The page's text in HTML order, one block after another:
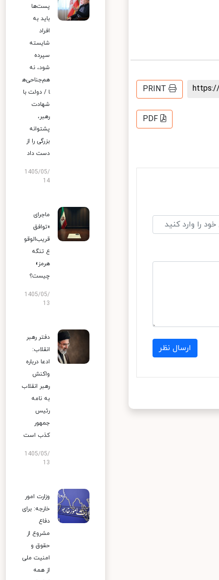
PRINT
PDF
ارسال نظر
پست‌ها
باید به
افراد
شایسته
سپرده
شود، نه
هم‌جناحی‌ه
ا / دولت با
شهادت
رهبر،
پشتوانه
بزرگی را از
دست داد
1405/05/
14
ماجرای
«توافق
قریب‌الوقو
ع تنگه
هرمز»
چیست؟
1405/05/
13
دفتر رهبر
انقلاب:
ادعا درباره
واکنش
رهبر انقلاب
به نامه
رئیس
جمهور
کذب است
1405/05/
13
وزارت امور
خارجه: برای
دفاع
مشروع از
حقوق و
امنیت ملی
از همه